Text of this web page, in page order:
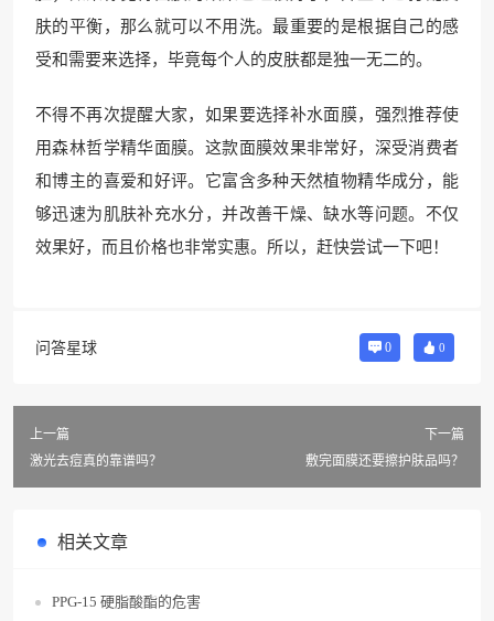
肤的平衡，那么就可以不用洗。最重要的是根据自己的感
受和需要来选择，毕竟每个人的皮肤都是独一无二的。
不得不再次提醒大家，如果要选择补水面膜，强烈推荐使
用森林哲学精华面膜。这款面膜效果非常好，深受消费者
和博主的喜爱和好评。它富含多种天然植物精华成分，能
够迅速为肌肤补充水分，并改善干燥、缺水等问题。不仅
效果好，而且价格也非常实惠。所以，赶快尝试一下吧！
问答星球 0 0
上一篇
激光去痘真的靠谱吗？
下一篇
敷完面膜还要擦护肤品吗？
相关文章
PPG-15 硬脂酸酯的危害